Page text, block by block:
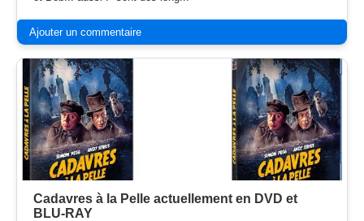
Ajouter un commentaire
Cadavres à la Pelle actuellement en DVD et
BLU-RAY